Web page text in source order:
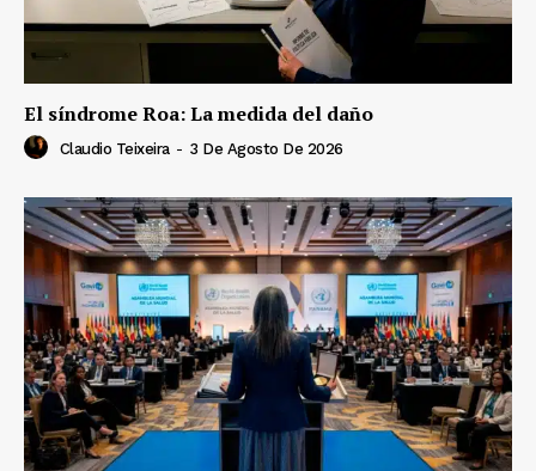
El síndrome Roa: La medida del daño
Claudio Teixeira - 3 De Agosto De 2026